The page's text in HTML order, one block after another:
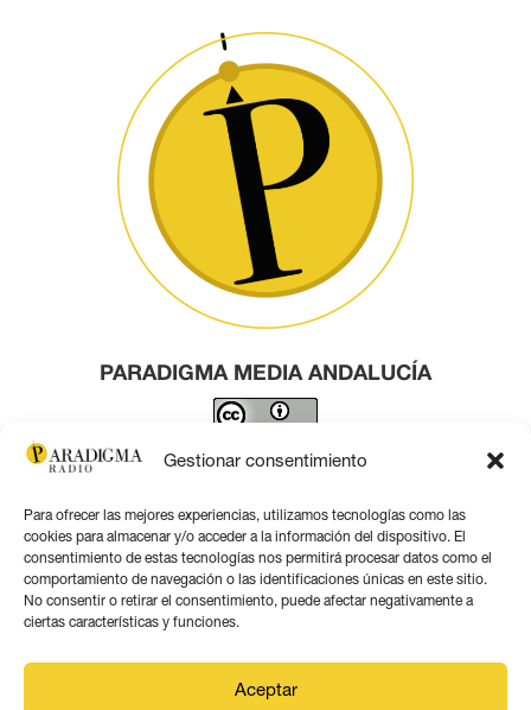
Gestionar consentimiento
Para ofrecer las mejores experiencias, utilizamos tecnologías como las
cookies para almacenar y/o acceder a la información del dispositivo. El
consentimiento de estas tecnologías nos permitirá procesar datos como el
comportamiento de navegación o las identificaciones únicas en este sitio.
No consentir o retirar el consentimiento, puede afectar negativamente a
ciertas características y funciones.
Aceptar
PARADIGMA MEDIA ANDALUCÍA
Este obra está bajo una licencia de Creative Commons
Contacto por correo
Aviso legal